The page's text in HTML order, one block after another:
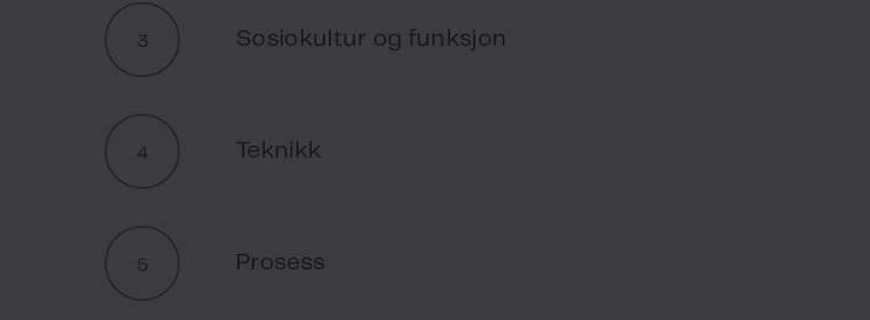
Sosiokultur og funksjon
Teknikk
Prosess